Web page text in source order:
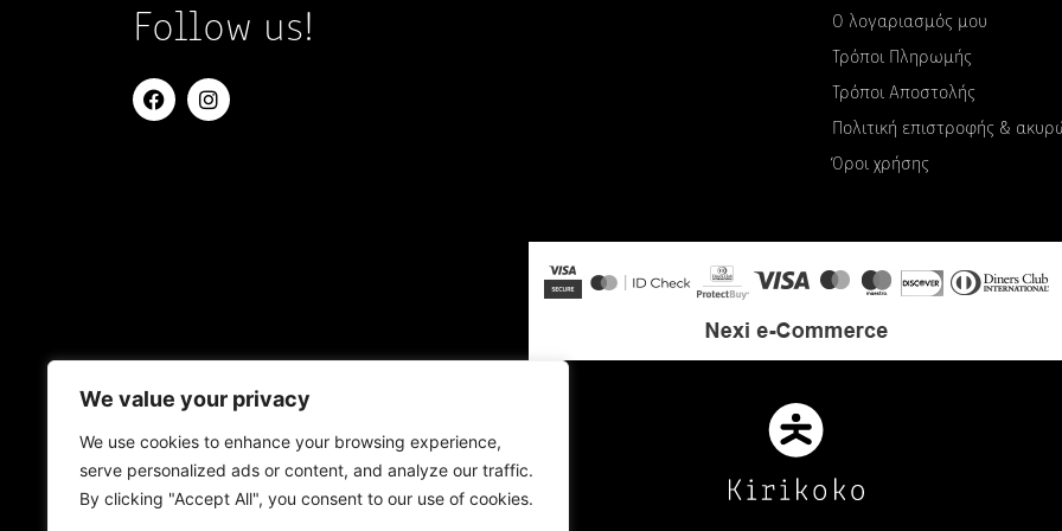
We value your privacy
We use cookies to enhance your browsing experience,
serve personalized ads or content, and analyze our traffic.
By clicking "Accept All", you consent to our use of cookies.
Follow us!
Ο λογαριασμός μου
Τρόποι Πληρωμής
Τρόποι Αποστολής
Πολιτική επιστροφής &
Όροι χρήσης